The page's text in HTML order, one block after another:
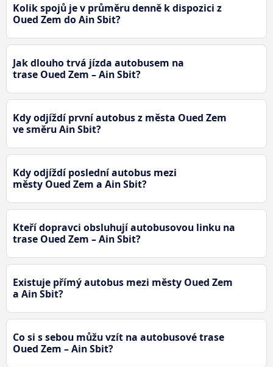
Kolik spojů je v průměru denně k dispozici z
Oued Zem do Ain Sbit?
Jak dlouho trvá jízda autobusem na
trase Oued Zem – Ain Sbit?
Kdy odjíždí první autobus z města Oued Zem
ve směru Ain Sbit?
Kdy odjíždí poslední autobus mezi
městy Oued Zem a Ain Sbit?
Kteří dopravci obsluhují autobusovou linku na
trase Oued Zem – Ain Sbit?
Existuje přímý autobus mezi městy Oued Zem
a Ain Sbit?
Co si s sebou můžu vzít na autobusové trase
Oued Zem – Ain Sbit?